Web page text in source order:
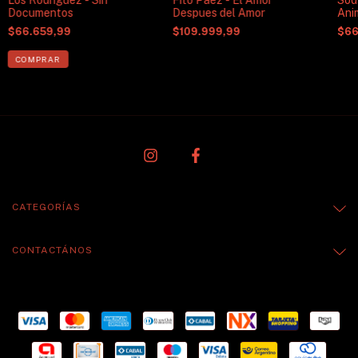
Documentos
$66.659,99
Despues del Amor
$109.999,99
CATEGORÍAS
CONTACTÁNOS